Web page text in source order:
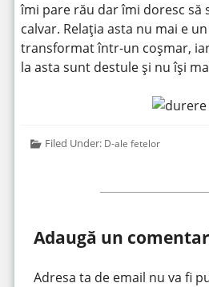
îmi pare rău dar îmi doresc să
calvar. Relația asta nu mai e
transformat într-un coșmar,
la asta sunt destule și nu își
Filed Under: D-ale fetelor
Adaugă un
Adresa ta de email nu va fi